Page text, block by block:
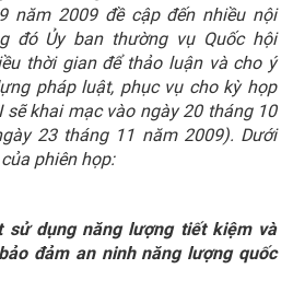
năm 2009 đề cập đến nhiều nội
đó Ủy ban thường vụ Quốc hội
thời gian để thảo luận và cho ý
pháp luật, phục vụ cho kỳ họp
sẽ khai mạc vào ngày 20 tháng 10
23 tháng 11 năm 2009). Dưới
phiên họp:
sử dụng năng lượng tiết kiệm và
đảm an ninh năng lượng quốc